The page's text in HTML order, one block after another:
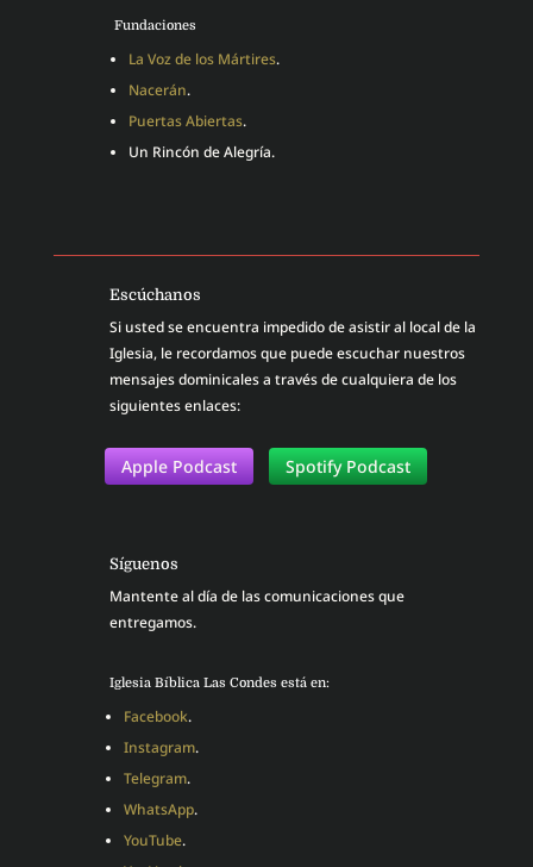
Fundaciones
La Voz de los Mártires.
Nacerán.
Puertas Abiertas.
Un Rincón de Alegría.
Escúchanos
Si usted se encuentra impedido de asistir al local de la
Iglesia, le recordamos que puede escuchar nuestros
mensajes dominicales a través de cualquiera de los
siguientes enlaces:
Apple Podcast Spotify Podcast
Síguenos
Mantente al día de las comunicaciones que
entregamos.
Iglesia Bíblica Las Condes está en:
Facebook.
Instagram.
Telegram.
WhatsApp.
YouTube.